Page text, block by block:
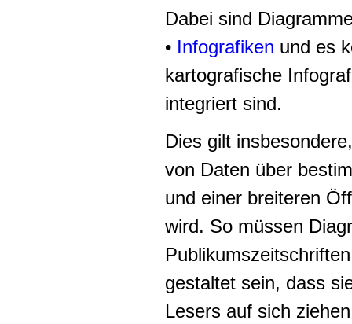
Dabei sind
• Infografiken und es
kartografische
integriert sind.
Dies gilt
von Daten über
und einer breiteren
wird. So müssen
gestaltet sein, dass
Lesers auf sich